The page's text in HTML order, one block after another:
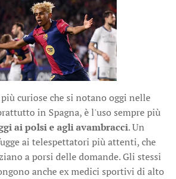
curiose che si notano oggi nelle
in Spagna, è l'uso sempre più
ai polsi e agli avambracci. Un
ai telespettatori più attenti, che
a porsi delle domande. Gli stessi
anche ex medici sportivi di alto